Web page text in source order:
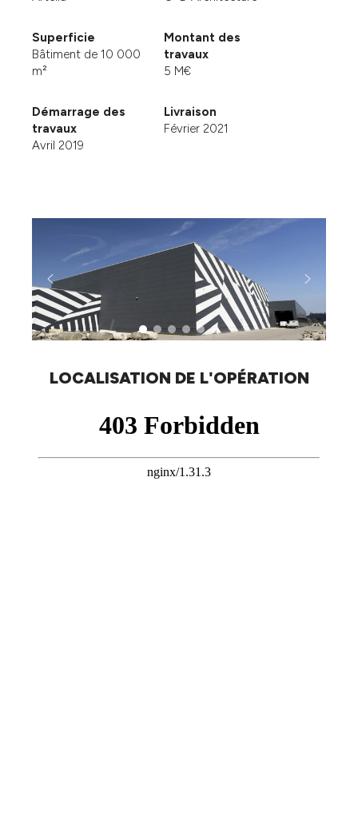
Superficie
Bâtiment de 10 000
m²
Montant des
travaux
5 M€
Démarrage des
travaux
Avril 2019
Livraison
Février 2021
LOCALISATION DE L'OPÉRATION